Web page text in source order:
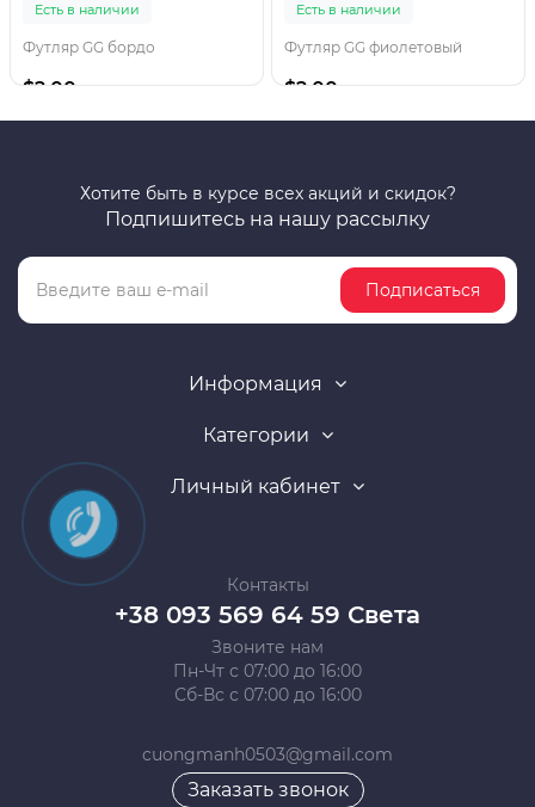
Есть в наличии
Футляр GG бордо
$2.00
Есть в наличии
Футляр GG фиолетовый
$2.00
Хотите быть в курсе всех акций и скидок?
Подпишитесь на нашу рассылку
Подписаться
Информация
Категории
Личный кабинет
Контакты
+38 093 569 64 59 Света
Звоните нам
Пн-Чт с 07:00 до 16:00
Сб-Вс с 07:00 до 16:00
cuongmanh0503@gmail.com
Заказать звонок